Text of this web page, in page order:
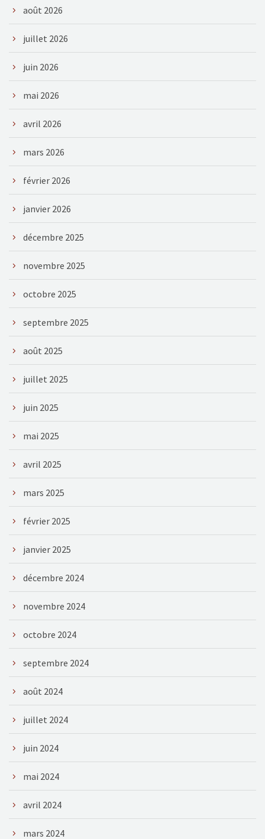
août 2026
juillet 2026
juin 2026
mai 2026
avril 2026
mars 2026
février 2026
janvier 2026
décembre 2025
novembre 2025
octobre 2025
septembre 2025
août 2025
juillet 2025
juin 2025
mai 2025
avril 2025
mars 2025
février 2025
janvier 2025
décembre 2024
novembre 2024
octobre 2024
septembre 2024
août 2024
juillet 2024
juin 2024
mai 2024
avril 2024
mars 2024